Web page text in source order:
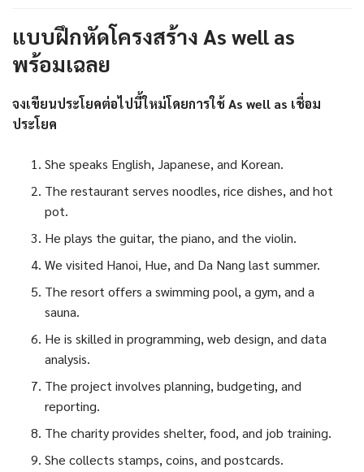
แบบฝึกหัดโครงสร้าง As well as
พร้อมเฉลย
จงเขียนประโยคต่อไปนี้ใหม่โดยการใช้ As well as เชื่อม
ประโยค
She speaks English, Japanese, and Korean.
The restaurant serves noodles, rice dishes, and hot
pot.
He plays the guitar, the piano, and the violin.
We visited Hanoi, Hue, and Da Nang last summer.
The resort offers a swimming pool, a gym, and a
sauna.
He is skilled in programming, web design, and data
analysis.
The project involves planning, budgeting, and
reporting.
The charity provides shelter, food, and job training.
She collects stamps, coins, and postcards.